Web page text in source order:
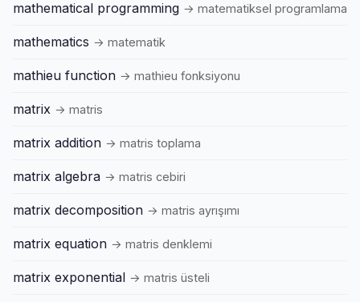
mathematical programming → matematiksel programlama
mathematics → matematik
mathieu function → mathieu fonksiyonu
matrix → matris
matrix addition → matris toplama
matrix algebra → matris cebiri
matrix decomposition → matris ayrışımı
matrix equation → matris denklemi
matrix exponential → matris üsteli